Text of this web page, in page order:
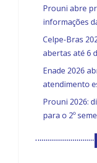
Prouni abre
informações
Celpe-Bras
abertas até 6
Enade 2026
atendimento
Prouni 2026:
para o 2º